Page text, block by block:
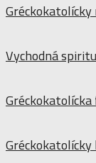
Gréckokatolícky
Vychodná